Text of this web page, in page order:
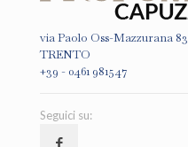
via Paolo Oss-Mazzurana 83
TRENTO
+39 - 0461 981547
Seguici su: